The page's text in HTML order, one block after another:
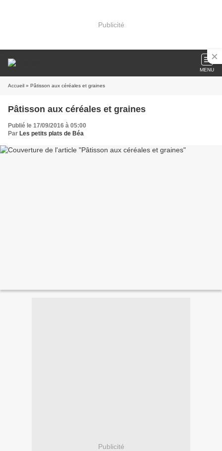
Publicité
MENU
Accueil » Pâtisson aux céréales et graines
Pâtisson aux céréales et graines
Publié le 17/09/2016 à 05:00
Par Les petits plats de Béa
Publicité